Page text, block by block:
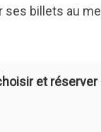
billets au
et réserver